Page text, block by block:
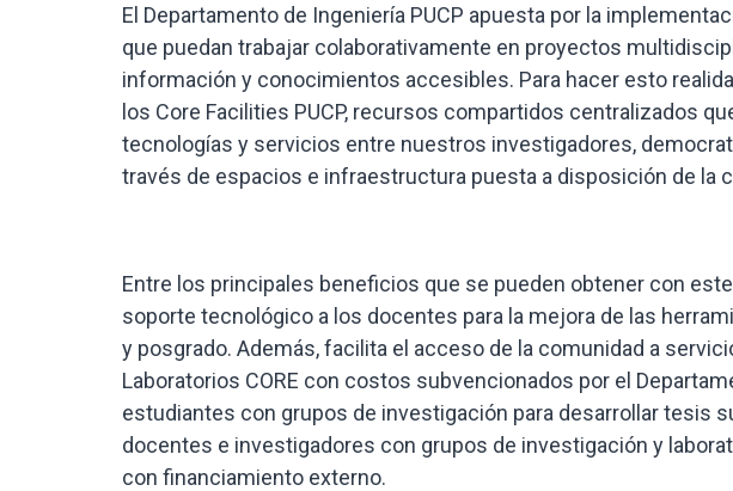
El Departamento de Ingeniería PUCP apuesta por la
que puedan trabajar colaborativamente en proyectos
información y conocimientos accesibles. Para hacer esto
los Core Facilities PUCP, recursos compartidos centralizados
tecnologías y servicios entre nuestros investigadores,
través de espacios e infraestructura puesta a disposición de la
Entre los principales beneficios que se pueden obtener con
soporte tecnológico a los docentes para la mejora de las
y posgrado. Además, facilita el acceso de la comunidad a
Laboratorios CORE con costos subvencionados por el
estudiantes con grupos de investigación para desarrollar tesis
docentes e investigadores con grupos de investigación y
con financiamiento externo.